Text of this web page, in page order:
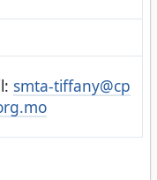
smta-tiffany@cp